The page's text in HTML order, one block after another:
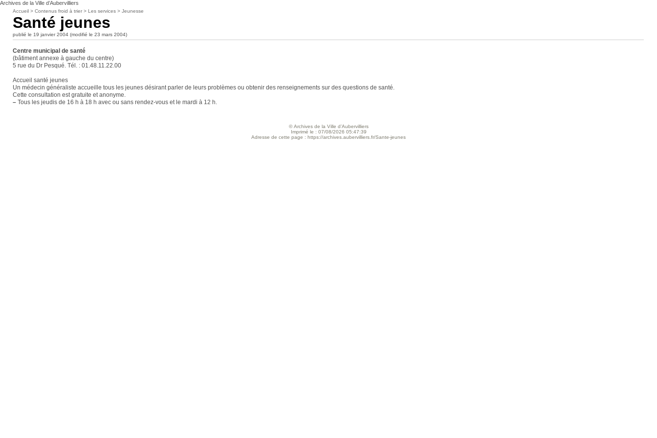
Archives de la Ville d’Aubervilliers
Accueil >Contenus froid à trier >Les services >Jeunesse
Santé jeunes
publié le 19 janvier 2004 (modifié le 23 mars 2004)
Centre municipal de santé
(bâtiment annexe à gauche du centre)
5 rue du Dr Pesqué. Tél. : 01.48.11.22.00
Accueil santé jeunes
Un médecin généraliste accueille tous les jeunes désirant parler de leurs problèmes ou obtenir des renseignements sur des questions de santé.
Cette consultation est gratuite et anonyme.
– Tous les jeudis de 16 h à 18 h avec ou sans rendez-vous et le mardi à 12 h.
© Archives de la Ville d’Aubervilliers
Imprimé le : 07/08/2026 05:47:39
Adresse de cette page : https://archives.aubervilliers.fr/Sante-jeunes